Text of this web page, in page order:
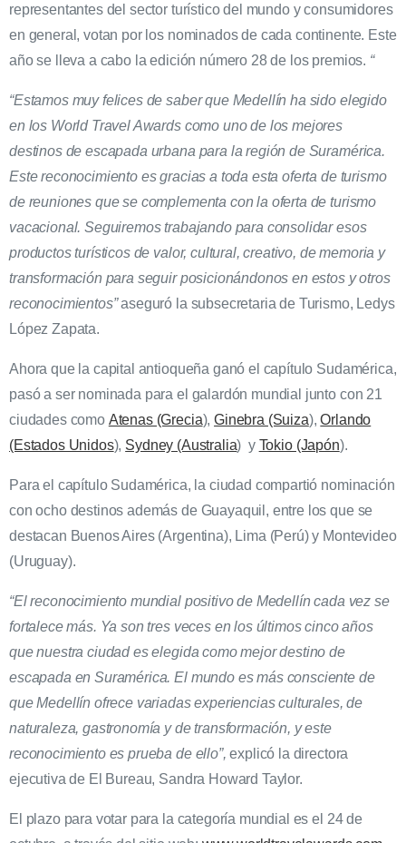
representantes del sector turístico del mundo y consumidores
en general, votan por los nominados de cada continente. Este
año se lleva a cabo la edición número 28 de los premios. “
“Estamos muy felices de saber que Medellín ha sido elegido
en los World Travel Awards como uno de los mejores
destinos de escapada urbana para la región de Suramérica.
Este reconocimiento es gracias a toda esta oferta de turismo
de reuniones que se complementa con la oferta de turismo
vacacional. Seguiremos trabajando para consolidar esos
productos turísticos de valor, cultural, creativo, de memoria y
transformación para seguir posicionándonos en estos y otros
reconocimientos”aseguró la subsecretaria de Turismo, Ledys
López Zapata.
Ahora que la capital antioqueña ganó el capítulo Sudamérica,
pasó a ser nominada para el galardón mundial junto con 21
ciudades como Atenas (Grecia),Ginebra (Suiza),Orlando
(Estados Unidos), Sydney (Australia) y Tokio (Japón).
Para el capítulo Sudamérica, la ciudad compartió nominación
con ocho destinos además de Guayaquil, entre los que se
destacan Buenos Aires (Argentina), Lima (Perú) y Montevideo
(Uruguay).
“El reconocimiento mundial positivo de Medellín cada vez se
fortalece más. Ya son tres veces en los últimos cinco años
que nuestra ciudad es elegida como mejor destino de
escapada en Suramérica. El mundo es más consciente de
que Medellín ofrece variadas experiencias culturales, de
naturaleza, gastronomía y de transformación, y este
reconocimiento es prueba de ello”,explicó la directora
ejecutiva de El Bureau, Sandra Howard Taylor.
El plazo para votar para la categoría mundial es el 24 de